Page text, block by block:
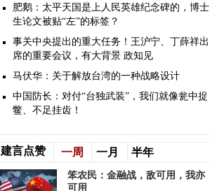
肥鹅：太平天国是上人民英雄纪念碑的，博士
生论文被贴“左”的标签？
事关中央提出的重大任务！王沪宁、丁薛祥出
席的重要会议，有大背景 政知见
马伏华：关于解放台湾的一种战略设计
中国防长：对付“台独武装”，我们就像瓮中捉
鳖、不足挂齿！
建言点赞 一周 一月 半年
笨农民：金融战，敌可用，我亦
可用